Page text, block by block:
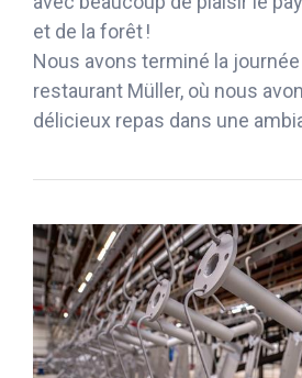
et de la forêt !
Nous avons terminé la
restaurant Müller, où nous
délicieux repas dans une